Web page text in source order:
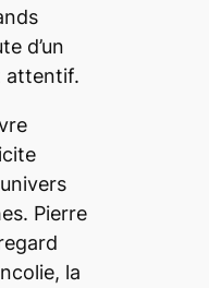
d’un
attentif.
Pierre
la